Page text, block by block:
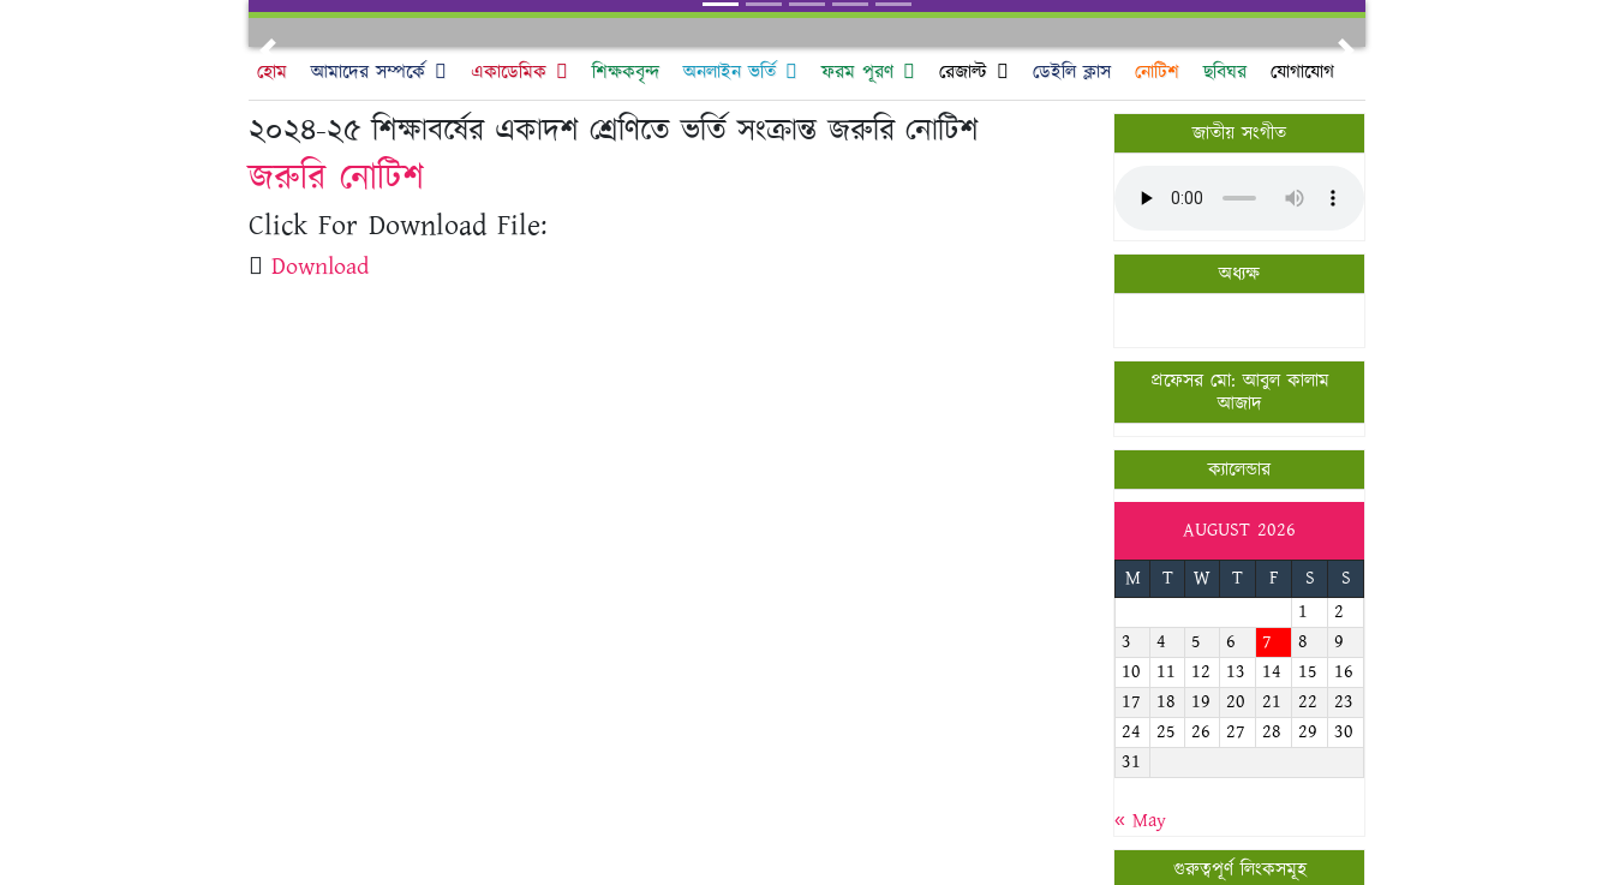
Previous
হোম আমাদের সম্পর্কে একাডেমিক শিক্ষকবৃন্দ অনলাইন ভর্তি ফরম পূরণ রেজাল্ট ডেইলি ক্লাস নোটিশ ছবিঘর যোগাযোগ
২০২৪-২৫ শিক্ষাবর্ষের একাদশ শ্রেণিতে ভর্তি সংক্রান্ত জরুরি নোটিশ
জরুরি নোটিশ
Click For Download File:
Download
জাতীয় সংগীত
অধ্যক্ষ
প্রফেসর মো: আবুল কালাম
আজাদ
ক্যালেন্ডার
AUGUST 2026
M
T W T F S
S
1
2
3
4 5 6 7 8
9
10
11 12 13 14 15
16
17
18 19 20 21 22
23
24
25 26 27 28 29
30
31
« May
গুরুত্বপূর্ণ লিংকসমূহ